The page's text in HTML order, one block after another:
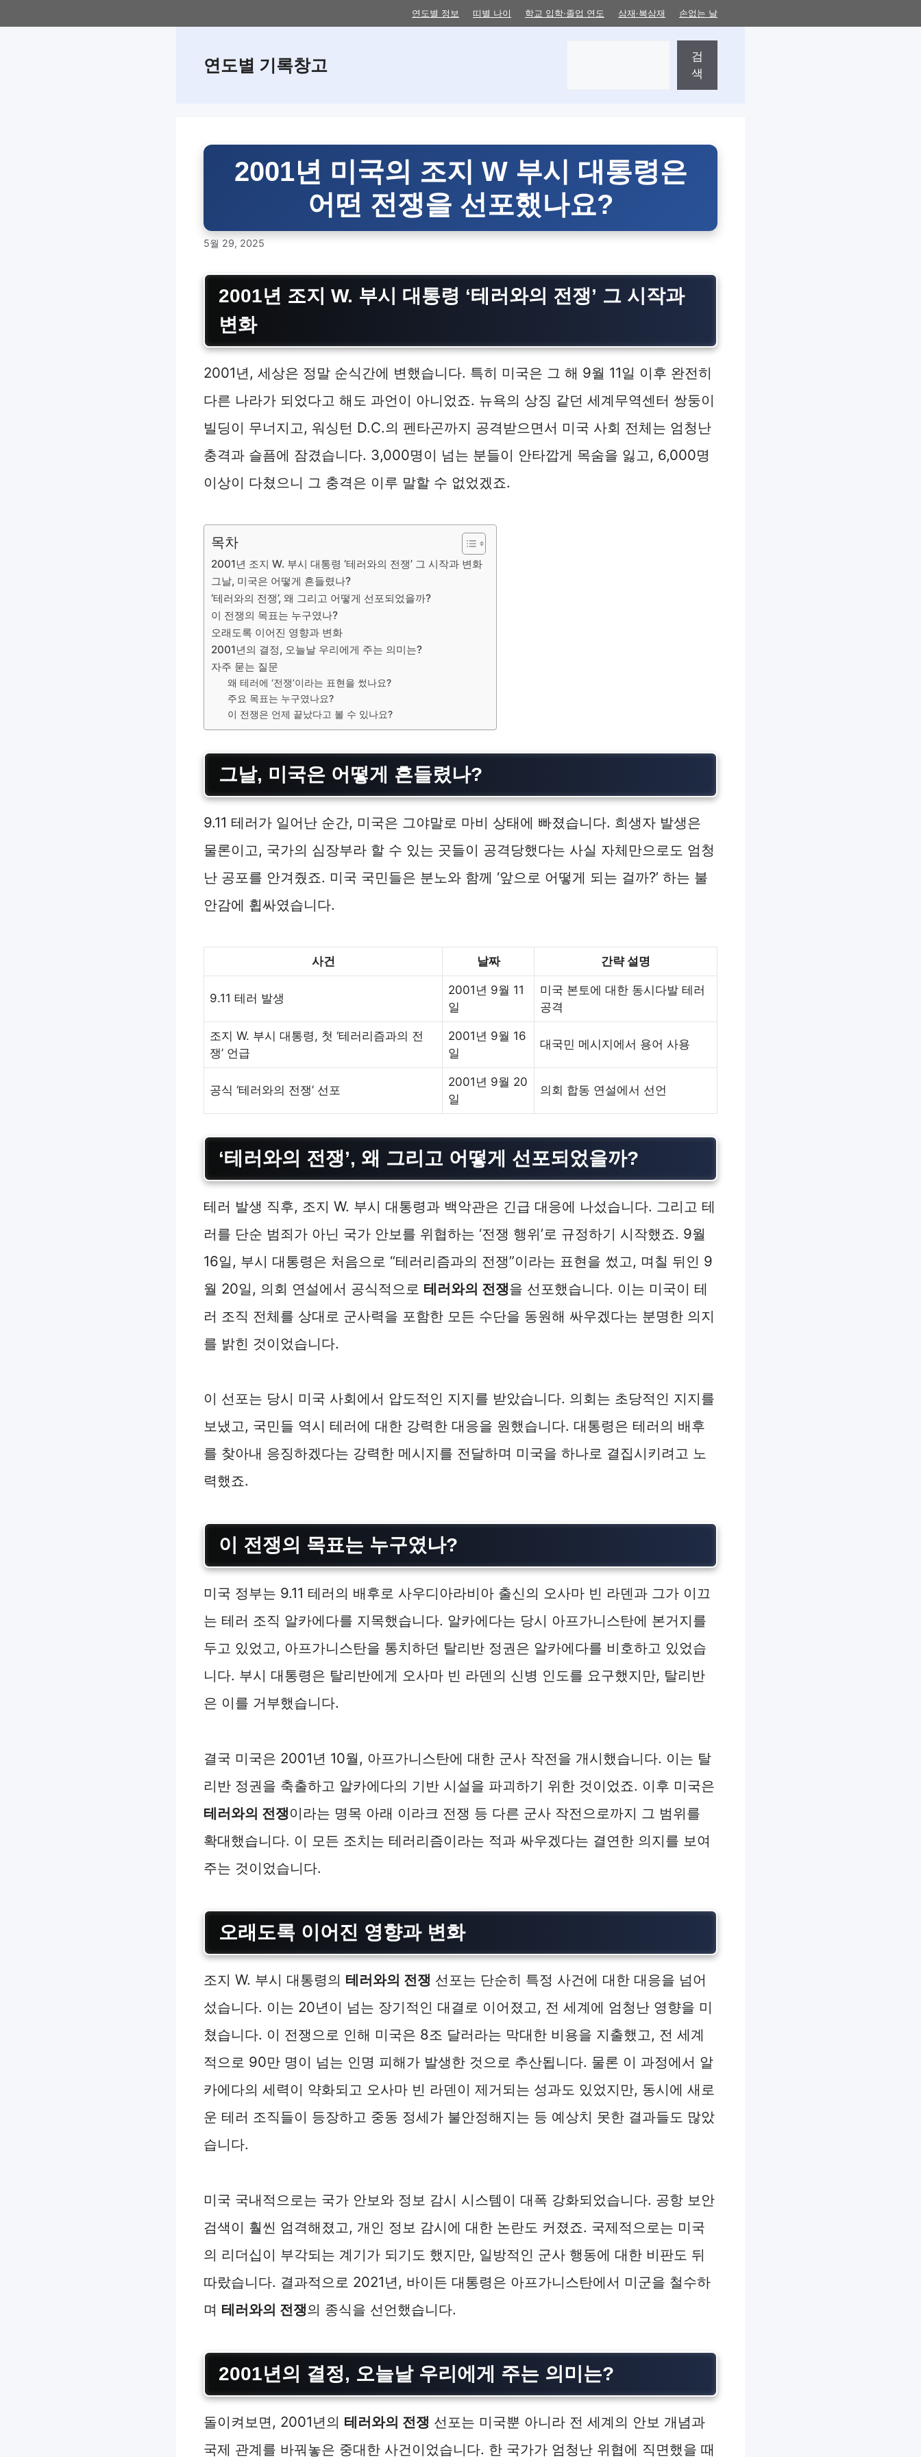
to
연도별 정보 띠별 나이 학교 입학·졸업 연도 삼재·복삼재 손없는 날
연도별 기록창고
검
색
2001년 미국의 조지 W 부시 대통령은
어떤 전쟁을 선포했나요?
5월 29, 2025
2001년 조지 W. 부시 대통령 ‘테러와의 전쟁’ 그 시작과
변화
2001년, 세상은 정말 순식간에 변했습니다. 특히 미국은 그 해 9월 11일 이후 완전히
다른 나라가 되었다고 해도 과언이 아니었죠. 뉴욕의 상징 같던 세계무역센터 쌍둥이
빌딩이 무너지고, 워싱턴 D.C.의 펜타곤까지 공격받으면서 미국 사회 전체는 엄청난
충격과 슬픔에 잠겼습니다. 3,000명이 넘는 분들이 안타깝게 목숨을 잃고, 6,000명
이상이 다쳤으니 그 충격은 이루 말할 수 없었겠죠.
목차
2001년 조지 W. 부시 대통령 ‘테러와의 전쟁’ 그 시작과 변화
그날, 미국은 어떻게 흔들렸나?
‘테러와의 전쟁’, 왜 그리고 어떻게 선포되었을까?
이 전쟁의 목표는 누구였나?
오래도록 이어진 영향과 변화
2001년의 결정, 오늘날 우리에게 주는 의미는?
자주 묻는 질문
왜 테러에 ‘전쟁’이라는 표현을 썼나요?
주요 목표는 누구였나요?
이 전쟁은 언제 끝났다고 볼 수 있나요?
그날, 미국은 어떻게 흔들렸나?
9.11 테러가 일어난 순간, 미국은 그야말로 마비 상태에 빠졌습니다. 희생자 발생은
물론이고, 국가의 심장부라 할 수 있는 곳들이 공격당했다는 사실 자체만으로도 엄청
난 공포를 안겨줬죠. 미국 국민들은 분노와 함께 ‘앞으로 어떻게 되는 걸까?’ 하는 불
안감에 휩싸였습니다.
사건 날짜 간략 설명
9.11 테러 발생
2001년 9월 11
일
미국 본토에 대한 동시다발 테러
공격
조지 W. 부시 대통령, 첫 ‘테러리즘과의 전
쟁’ 언급
2001년 9월 16
일
대국민 메시지에서 용어 사용
공식 ‘테러와의 전쟁’ 선포
2001년 9월 20
일
의회 합동 연설에서 선언
‘테러와의 전쟁’, 왜 그리고 어떻게 선포되었을까?
테러 발생 직후, 조지 W. 부시 대통령과 백악관은 긴급 대응에 나섰습니다. 그리고 테
러를 단순 범죄가 아닌 국가 안보를 위협하는 ‘전쟁 행위’로 규정하기 시작했죠. 9월
16일, 부시 대통령은 처음으로 “테러리즘과의 전쟁”이라는 표현을 썼고, 며칠 뒤인 9
월 20일, 의회 연설에서 공식적으로 테러와의 전쟁을 선포했습니다. 이는 미국이 테
러 조직 전체를 상대로 군사력을 포함한 모든 수단을 동원해 싸우겠다는 분명한 의지
를 밝힌 것이었습니다.
이 선포는 당시 미국 사회에서 압도적인 지지를 받았습니다. 의회는 초당적인 지지를
보냈고, 국민들 역시 테러에 대한 강력한 대응을 원했습니다. 대통령은 테러의 배후
를 찾아내 응징하겠다는 강력한 메시지를 전달하며 미국을 하나로 결집시키려고 노
력했죠.
이 전쟁의 목표는 누구였나?
미국 정부는 9.11 테러의 배후로 사우디아라비아 출신의 오사마 빈 라덴과 그가 이끄
는 테러 조직 알카에다를 지목했습니다. 알카에다는 당시 아프가니스탄에 본거지를
두고 있었고, 아프가니스탄을 통치하던 탈리반 정권은 알카에다를 비호하고 있었습
니다. 부시 대통령은 탈리반에게 오사마 빈 라덴의 신병 인도를 요구했지만, 탈리반
은 이를 거부했습니다.
결국 미국은 2001년 10월, 아프가니스탄에 대한 군사 작전을 개시했습니다. 이는 탈
리반 정권을 축출하고 알카에다의 기반 시설을 파괴하기 위한 것이었죠. 이후 미국은
테러와의 전쟁이라는 명목 아래 이라크 전쟁 등 다른 군사 작전으로까지 그 범위를
확대했습니다. 이 모든 조치는 테러리즘이라는 적과 싸우겠다는 결연한 의지를 보여
주는 것이었습니다.
오래도록 이어진 영향과 변화
조지 W. 부시 대통령의 테러와의 전쟁 선포는 단순히 특정 사건에 대한 대응을 넘어
섰습니다. 이는 20년이 넘는 장기적인 대결로 이어졌고, 전 세계에 엄청난 영향을 미
쳤습니다. 이 전쟁으로 인해 미국은 8조 달러라는 막대한 비용을 지출했고, 전 세계
적으로 90만 명이 넘는 인명 피해가 발생한 것으로 추산됩니다. 물론 이 과정에서 알
카에다의 세력이 약화되고 오사마 빈 라덴이 제거되는 성과도 있었지만, 동시에 새로
운 테러 조직들이 등장하고 중동 정세가 불안정해지는 등 예상치 못한 결과들도 많았
습니다.
미국 국내적으로는 국가 안보와 정보 감시 시스템이 대폭 강화되었습니다. 공항 보안
검색이 훨씬 엄격해졌고, 개인 정보 감시에 대한 논란도 커졌죠. 국제적으로는 미국
의 리더십이 부각되는 계기가 되기도 했지만, 일방적인 군사 행동에 대한 비판도 뒤
따랐습니다. 결과적으로 2021년, 바이든 대통령은 아프가니스탄에서 미군을 철수하
며 테러와의 전쟁의 종식을 선언했습니다.
2001년의 결정, 오늘날 우리에게 주는 의미는?
돌이켜보면, 2001년의 테러와의 전쟁 선포는 미국뿐 아니라 전 세계의 안보 개념과
국제 관계를 바꿔놓은 중대한 사건이었습니다. 한 국가가 엄청난 위협에 직면했을 때